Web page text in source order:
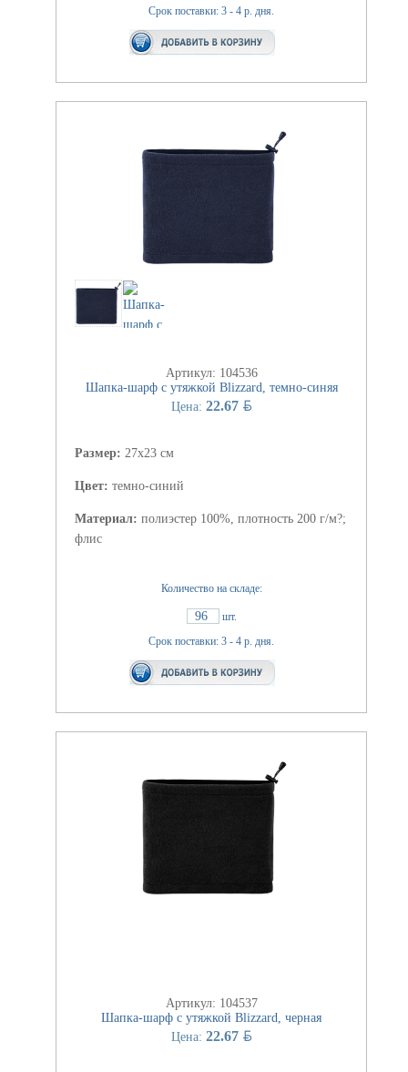
Срок поставки: 3 - 4 р. дня.
Артикул: 104536
Шапка-шарф с утяжкой Blizzard, темно-синяя
Цена: 22.67 BYN
Размер: 27х23 см
Цвет: темно-синий
Материал: полиэстер 100%, плотность 200 г/м?;
флис
Количество на складе:
96
шт.
Срок поставки: 3 - 4 р. дня.
Артикул: 104537
Шапка-шарф с утяжкой Blizzard, черная
Цена: 22.67 BYN